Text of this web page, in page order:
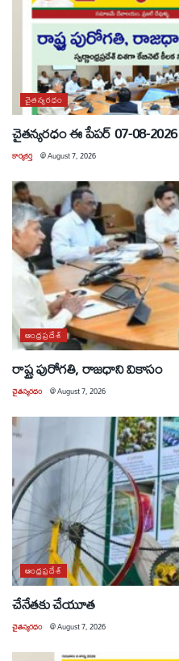
చైతన్యరధం
చైతన్యరధం ఈ పేపర్ 07-08-2026
కార్యకర్త @August 7, 2026
ఆంధ్రప్రదేశ్
రాష్ట్ర పురోగతి, రాజధాని వికాసం
చైతన్యరధం @August 7, 2026
ఆంధ్రప్రదేశ్
చేనేతకు చేయూత
చైతన్యరధం @August 7, 2026